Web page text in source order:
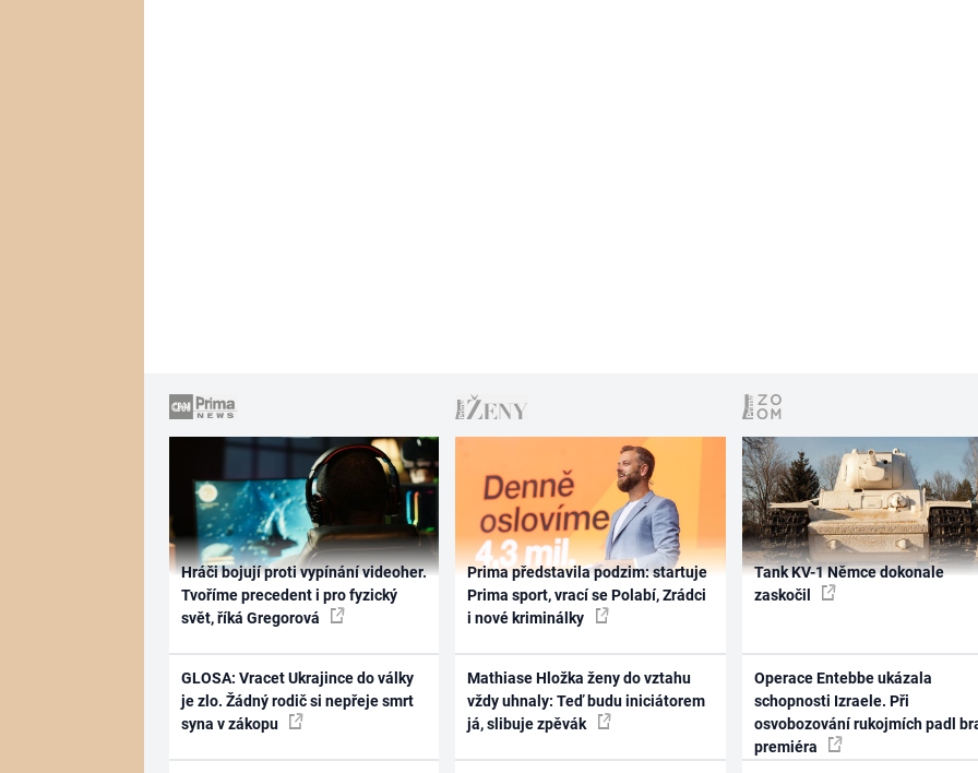
Hráči bojují proti vypínání videoher.
Tvoříme precedent i pro fyzický
svět, říká Gregorová
GLOSA: Vracet Ukrajince do války
je zlo. Žádný rodič si nepřeje smrt
syna v zákopu
Prima představila podzim: startuje
Prima sport, vrací se Polabí, Zrádci
i nové kriminálky
Mathiase Hložka ženy do vztahu
vždy uhnaly: Teď budu iniciátorem
já, slibuje zpěvák
Tank KV-1 Němce dokonale
zaskočil
Operace Entebbe ukázala
schopnosti Izraele. Při
osvobozování rukojmích padl
premiéra